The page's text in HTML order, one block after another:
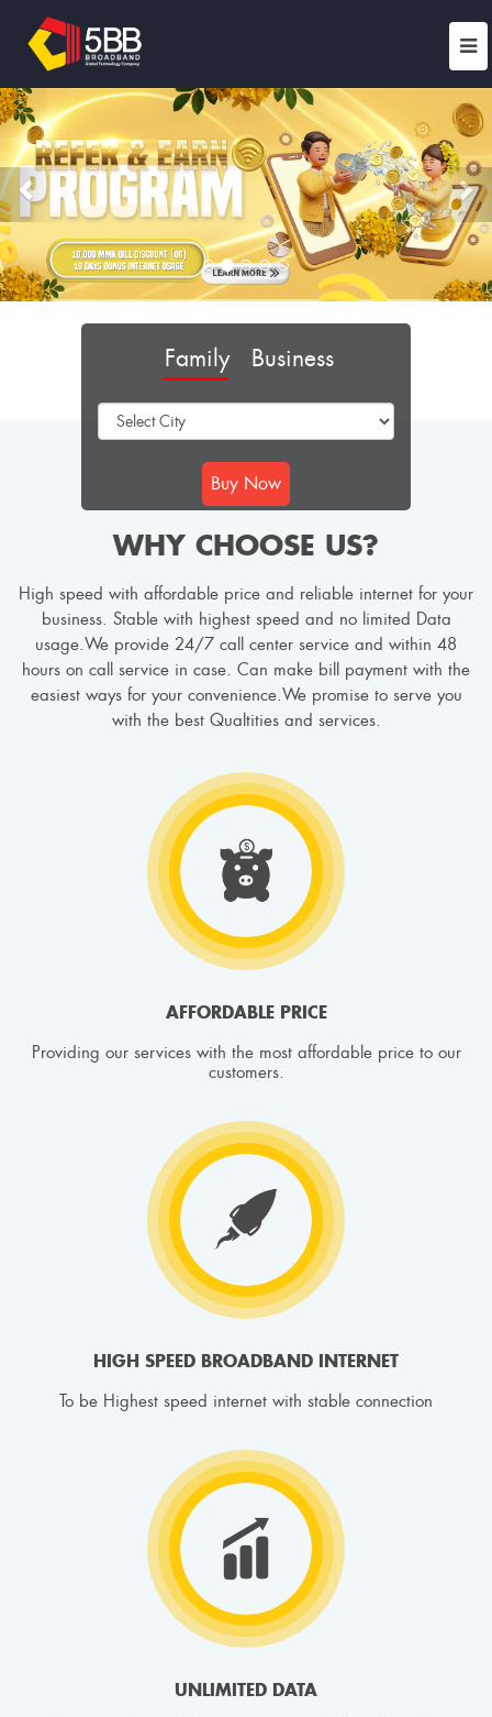
Previous
Family Business
Buy Now
WHY CHOOSE US?
High speed with affordable price and reliable internet for your
business. Stable with highest speed and no limited Data
usage.We provide 24/7 call center service and within 48
hours on call service in case. Can make bill payment with the
easiest ways for your convenience.We promise to serve you
with the best Qualtities and services.
AFFORDABLE PRICE
Providing our services with the most affordable price to our
customers.
HIGH SPEED BROADBAND INTERNET
To be Highest speed internet with stable connection
UNLIMITED DATA